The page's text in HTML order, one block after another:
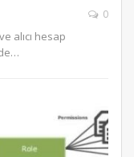
0
alıcı hesap